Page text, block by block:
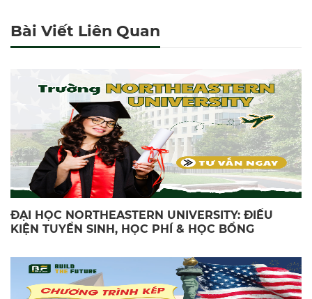
Bài Viết Liên Quan
ĐẠI HỌC NORTHEASTERN UNIVERSITY: ĐIỀU
KIỆN TUYỂN SINH, HỌC PHÍ & HỌC BỔNG